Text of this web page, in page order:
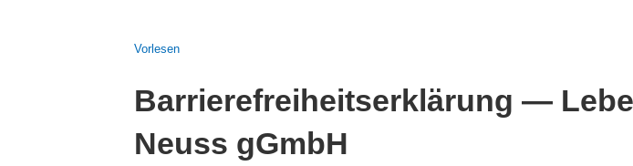
Vor­le­sen
Barrierefreiheitserklärung —
Neuss gGmbH